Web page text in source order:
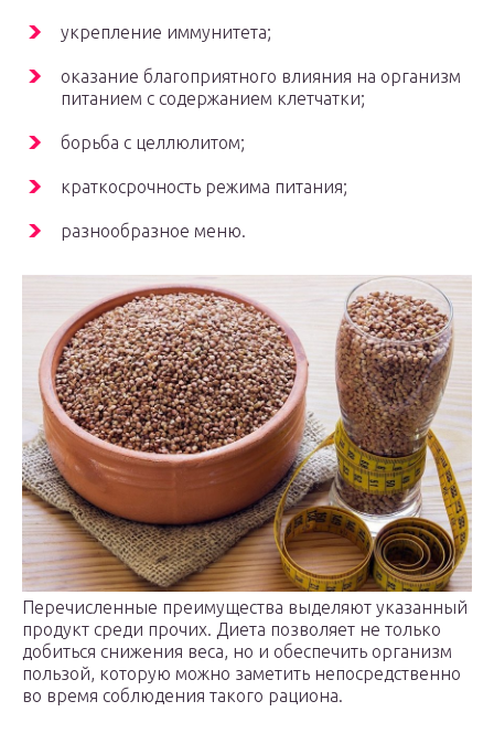
укрепление иммунитета;
оказание благоприятного влияния на организм
питанием с содержанием клетчатки;
борьба с целлюлитом;
краткосрочность режима питания;
разнообразное меню.
Перечисленные преимущества выделяют указанный
продукт среди прочих. Диета позволяет не только
добиться снижения веса, но и обеспечить организм
пользой, которую можно заметить непосредственно
во время соблюдения такого рациона.